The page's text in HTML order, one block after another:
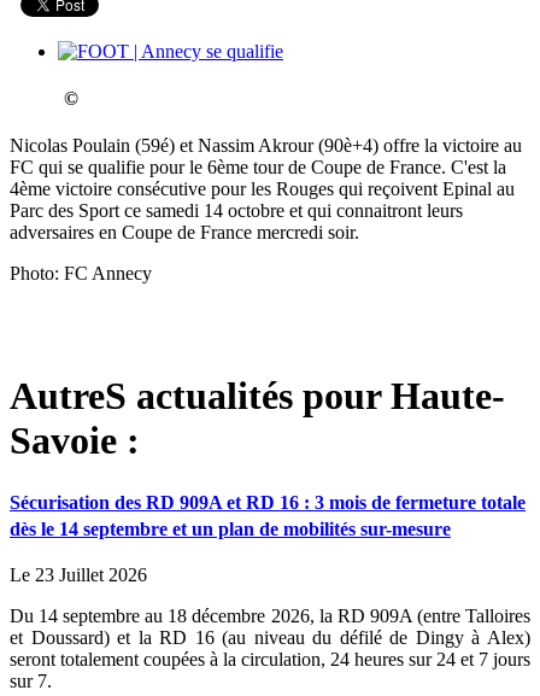
©
Nicolas Poulain (59é) et Nassim Akrour (90è+4) offre la victoire au
FC qui se qualifie pour le 6ème tour de Coupe de France. C'est la
4ème victoire consécutive pour les Rouges qui reçoivent Epinal au
Parc des Sport ce samedi 14 octobre et qui connaitront leurs
adversaires en Coupe de France mercredi soir.
Photo: FC Annecy
AutreS actualités pour Haute-
Savoie :
Sécurisation des RD 909A et RD 16 : 3 mois de fermeture totale
dès le 14 septembre et un plan de mobilités sur-mesure
Le 23 Juillet 2026
Du 14 septembre au 18 décembre 2026, la RD 909A (entre Talloires
et Doussard) et la RD 16 (au niveau du défilé de Dingy à Alex)
seront totalement coupées à la circulation, 24 heures sur 24 et 7 jours
sur 7.